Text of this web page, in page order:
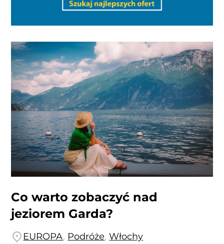
Co warto zobaczyć nad
jeziorem Garda?
EUROPA, Podróże,Włochy